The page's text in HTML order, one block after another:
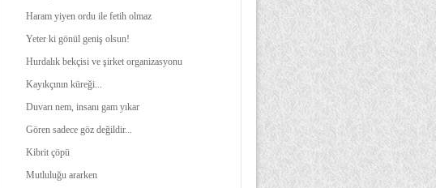
Haram yiyen ordu ile fetih olmaz
Yeter ki gönül geniş olsun!
Hurdalık bekçisi ve şirket organizasyonu
Kayıkçının küreği...
Duvarı nem, insanı gam yıkar
Gören sadece göz değildir...
Kibrit çöpü
Mutluluğu ararken